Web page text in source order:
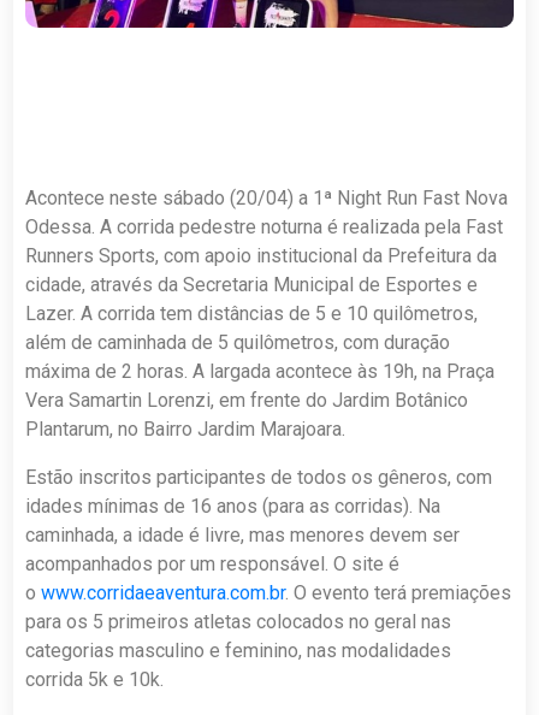
Acontece neste sábado (20/04) a 1ª Night Run Fast Nova
Odessa. A corrida pedestre noturna é realizada pela Fast
Runners Sports, com apoio institucional da Prefeitura da
cidade, através da Secretaria Municipal de Esportes e
Lazer. A corrida tem distâncias de 5 e 10 quilômetros,
além de caminhada de 5 quilômetros, com duração
máxima de 2 horas. A largada acontece às 19h, na Praça
Vera Samartin Lorenzi, em frente do Jardim Botânico
Plantarum, no Bairro Jardim Marajoara.
Estão inscritos participantes de todos os gêneros, com
idades mínimas de 16 anos (para as corridas). Na
caminhada, a idade é livre, mas menores devem ser
acompanhados por um responsável. O site é
owww.corridaeaventura.com.br. O evento terá premiações
para os 5 primeiros atletas colocados no geral nas
categorias masculino e feminino, nas modalidades
corrida 5k e 10k.